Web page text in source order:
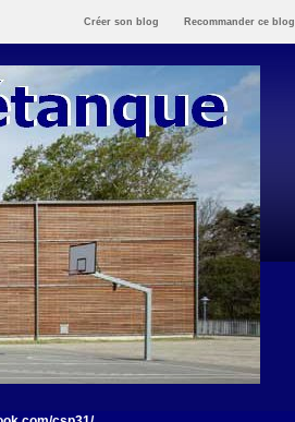
Créer son blog Recommander ce blog